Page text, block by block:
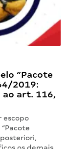
“Pacote
2019:
ao art. 116,
escopo
os demais